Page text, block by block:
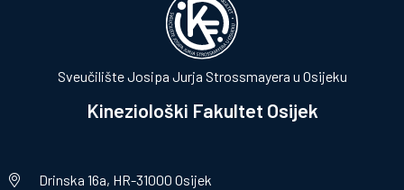
Sveučilište Josipa Jurja Strossmayera u Osijeku
Kineziološki Fakultet Osijek
Drinska 16a, HR-31000 Osijek